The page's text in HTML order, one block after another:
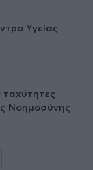
Υγείας
ταχύτητες
Νοημοσύνης